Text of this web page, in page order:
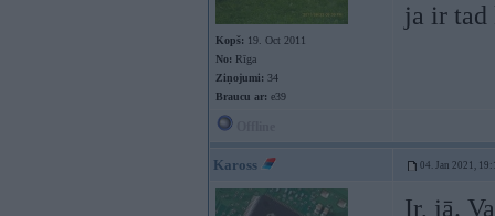
Kopš: 19. Oct 2011
No: Rīga
Ziņojumi: 34
Braucu ar: e39
ja ir tad
Kaross 04. Jan 2021,
Ir, jā.